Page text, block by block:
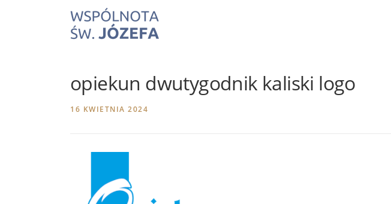
opiekun dwutygodnik kaliski logo
16 KWIETNIA 2024